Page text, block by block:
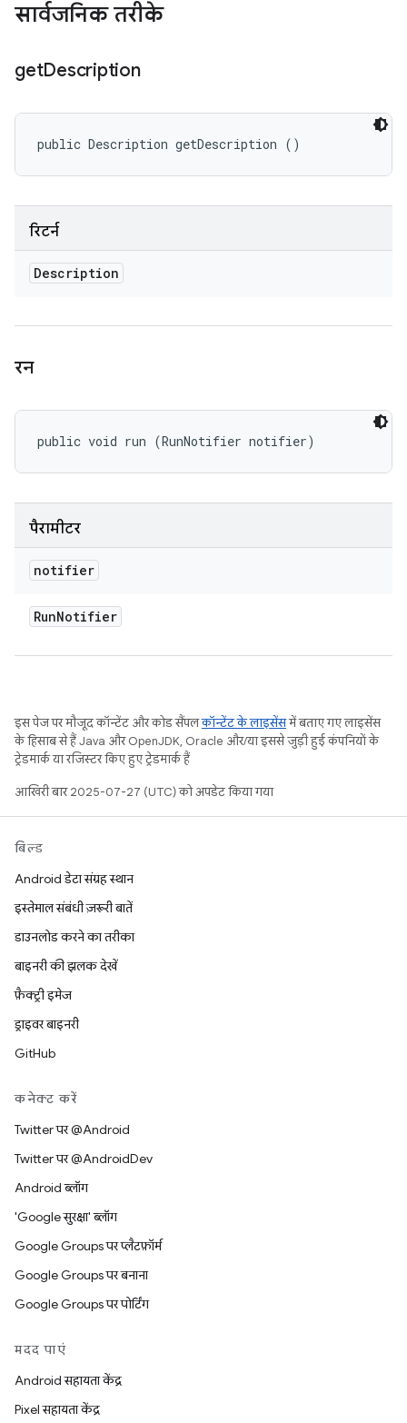
सार्वजनिक तरीके
getDescription
public Description getDescription ()
रिटर्न
Description
रन
public void run (RunNotifier notifier)
पैरामीटर
notifier
RunNotifier
इस पेज पर मौजूद कॉन्टेंट और कोड सैंपलकॉन्टेंट के लाइसेंसमें बताए गए लाइसेंस
के हिसाब से हैं. Java और OpenJDK, Oracle और/या इससे जुड़ी हुई कंपनियों के
ट्रेडमार्क या रजिस्टर किए हुए ट्रेडमार्क हैं.
आखिरी बार 2025-07-27 (UTC) को अपडेट किया गया.
बिल्ड
Android डेटा संग्रह स्थान
इस्तेमाल संबंधी ज़रूरी बातें
डाउनलोड करने का तरीका
बाइनरी की झलक देखें
फ़ैक्ट्री इमेज
ड्राइवर बाइनरी
GitHub
कनेक्ट करें
Twitter पर @Android
Twitter पर @AndroidDev
Android ब्लॉग
'Google सुरक्षा' ब्लॉग
Google Groups पर प्लैटफ़ॉर्म
Google Groups पर बनाना
Google Groups पर पोर्टिंग
मदद पाएं
Android सहायता केंद्र
Pixel सहायता केंद्र